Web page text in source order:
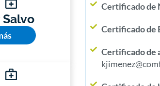
Salvo
Certificado de
Certificado de
Certificado de